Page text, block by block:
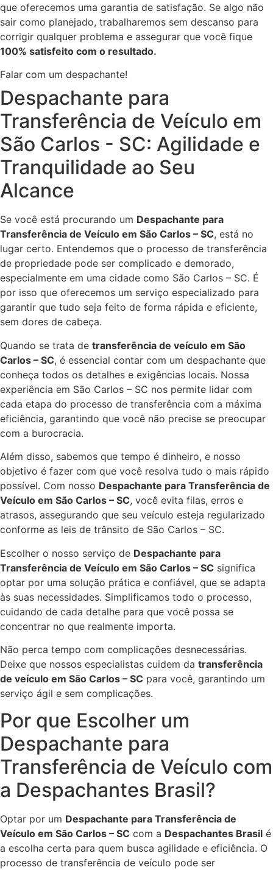
que oferecemos uma garantia de satisfação. Se algo não
sair como planejado, trabalharemos sem descanso para
corrigir qualquer problema e assegurar que você fique
100% satisfeito com o resultado.
Falar com um despachante!
Despachante para
Transferência de Veículo em
São Carlos - SC: Agilidade e
Tranquilidade ao Seu
Alcance
Se você está procurando um Despachante para
Transferência de Veículo em São Carlos – SC, está no
lugar certo. Entendemos que o processo de transferência
de propriedade pode ser complicado e demorado,
especialmente em uma cidade como São Carlos – SC. É
por isso que oferecemos um serviço especializado para
garantir que tudo seja feito de forma rápida e eficiente,
sem dores de cabeça.
Quando se trata de transferência de veículo em São
Carlos – SC, é essencial contar com um despachante que
conheça todos os detalhes e exigências locais. Nossa
experiência em São Carlos – SC nos permite lidar com
cada etapa do processo de transferência com a máxima
eficiência, garantindo que você não precise se preocupar
com a burocracia.
Além disso, sabemos que tempo é dinheiro, e nosso
objetivo é fazer com que você resolva tudo o mais rápido
possível. Com nosso Despachante para Transferência de
Veículo em São Carlos – SC, você evita filas, erros e
atrasos, assegurando que seu veículo esteja regularizado
conforme as leis de trânsito de São Carlos – SC.
Escolher o nosso serviço de Despachante para
Transferência de Veículo em São Carlos – SC significa
optar por uma solução prática e confiável, que se adapta
às suas necessidades. Simplificamos todo o processo,
cuidando de cada detalhe para que você possa se
concentrar no que realmente importa.
Não perca tempo com complicações desnecessárias.
Deixe que nossos especialistas cuidem da transferência
de veículo em São Carlos – SC para você, garantindo um
serviço ágil e sem complicações.
Por que Escolher um
Despachante para
Transferência de Veículo com
a Despachantes Brasil?
Optar por um Despachante para Transferência de
Veículo em São Carlos – SC com a Despachantes Brasil é
a escolha certa para quem busca agilidade e eficiência. O
processo de transferência de veículo pode ser